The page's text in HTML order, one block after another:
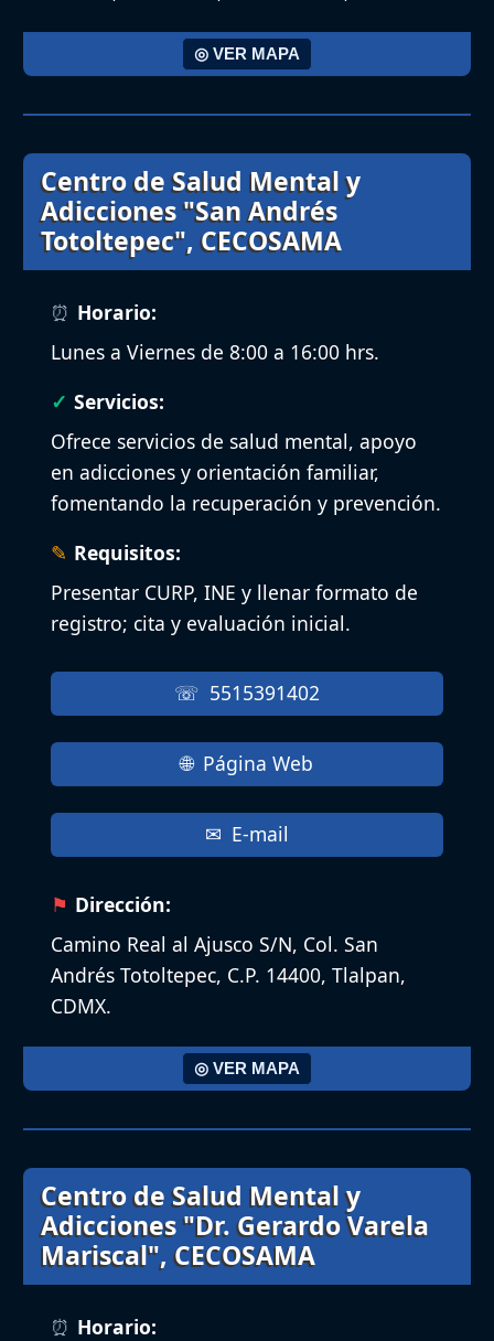
◎ VER MAPA
Centro de Salud Mental y
Adicciones "San Andrés
Totoltepec", CECOSAMA
Horario:
Lunes a Viernes de 8:00 a 16:00 hrs.
Servicios:
Ofrece servicios de salud mental, apoyo
en adicciones y orientación familiar,
fomentando la recuperación y prevención.
Requisitos:
Presentar CURP, INE y llenar formato de
registro; cita y evaluación inicial.
5515391402
Página Web
E-mail
Dirección:
Camino Real al Ajusco S/N, Col. San
Andrés Totoltepec, C.P. 14400, Tlalpan,
CDMX.
◎ VER MAPA
Centro de Salud Mental y
Adicciones "Dr. Gerardo Varela
Mariscal", CECOSAMA
Horario: